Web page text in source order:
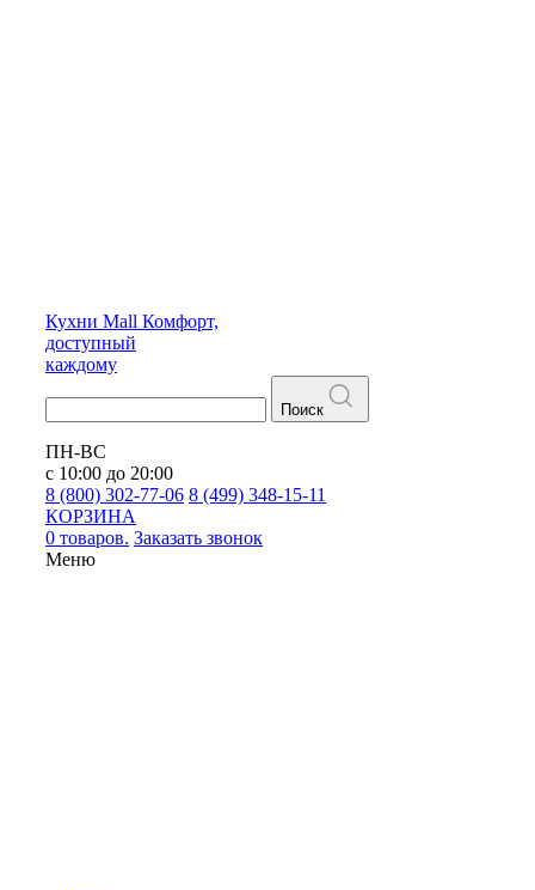
Кухни Mall Комфорт,
доступный
каждому
Поиск
ПН-ВС
с 10:00 до 20:00
8 (800) 302-77-06 8 (499) 348-15-11
КОРЗИНА
0 товаров. Заказать звонок
Меню